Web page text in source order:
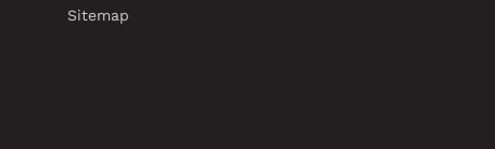
Sitemap